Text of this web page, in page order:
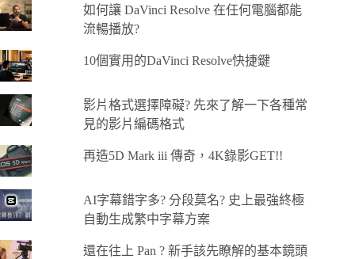
如何讓 DaVinci Resolve 在任何電腦都能
流暢播放?
10個實用的DaVinci Resolve快捷鍵
影片格式選擇障礙? 先來了解一下各種常
見的影片編碼格式
再造5D Mark iii 傳奇，4K錄影GET!!
AI字幕錯字多? 分段莫名? 史上最強終極
自動生成繁中字幕方案
還在往上 Pan ? 新手該先瞭解的基本鏡頭